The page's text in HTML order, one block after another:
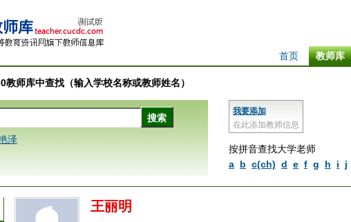
教师库
首页
教师库中查找（输入学校名称或教师姓名）
我要添加
在此添加教师信息
按拼音查找大学老师
a b c(ch) d e f g h i j
泽
王丽明